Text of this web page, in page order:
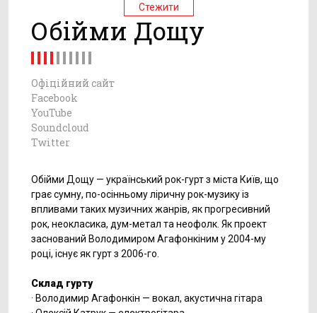
Стежити
Обійми Дощу
Офіційний сайт
Facebook
YouTube
Soundcloud
Twitter
Обійми Дощу — український рок-гурт з міста Київ, що
грає сумну, по-осінньому ліричну рок-музику із
впливами таких музичних жанрів, як прогресивний
рок, неокласика, дум-метал та неофолк. Як проект
заснований Володимиром Агафонкіним у 2004-му
році, існує як гурт з 2006-го.
Склад гурту
· Володимир Агафонкін — вокал, акустична гітара